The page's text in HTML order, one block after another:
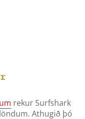
rekur Surfshark
Athugið þó